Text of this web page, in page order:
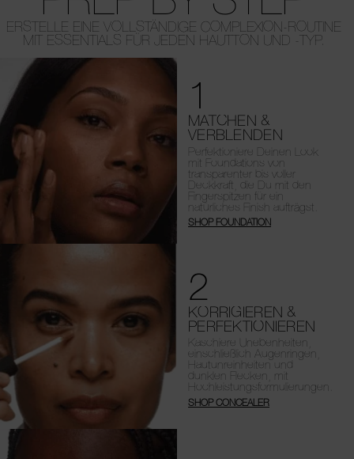
ERSTELLE EINE VOLLSTÄNDIGE COMPLEXION-ROUTINE
MIT ESSENTIALS FÜR JEDEN HAUTTON UND -TYP.
1
MATCHEN &
VERBLENDEN
Perfektioniere Deinen Look
mit Foundations von
transparenter bis voller
Deckkraft, die Du mit den
Fingerspitzen für ein
natürliches Finish aufträgst.
SHOP FOUNDATION
2
KORRIGIEREN &
PERFEKTIONIEREN
Kaschiere Unebenheiten,
einschließlich Augenringen,
Hautunreinheiten und
dunklen Flecken, mit
Hochleistungsformulierungen.
SHOP CONCEALER